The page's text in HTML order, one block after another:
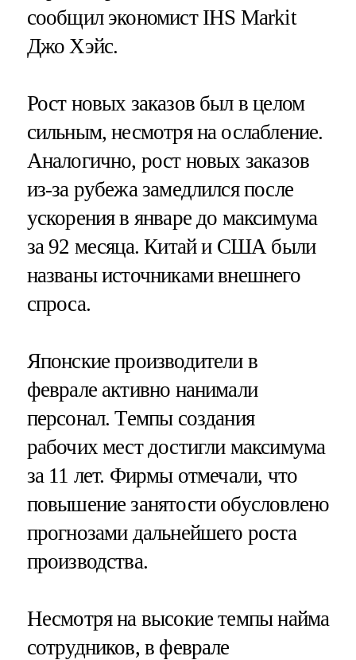
сообщил экономист IHS Markit
Джо Хэйс.
Рост новых заказов был в целом
сильным, несмотря на ослабление.
Аналогично, рост новых заказов
из-за рубежа замедлился после
ускорения в январе до максимума
за 92 месяца. Китай и США были
названы источниками внешнего
спроса.
Японские производители в
феврале активно нанимали
персонал. Темпы создания
рабочих мест достигли максимума
за 11 лет. Фирмы отмечали, что
повышение занятости обусловлено
прогнозами дальнейшего роста
производства.
Несмотря на высокие темпы найма
сотрудников, в феврале